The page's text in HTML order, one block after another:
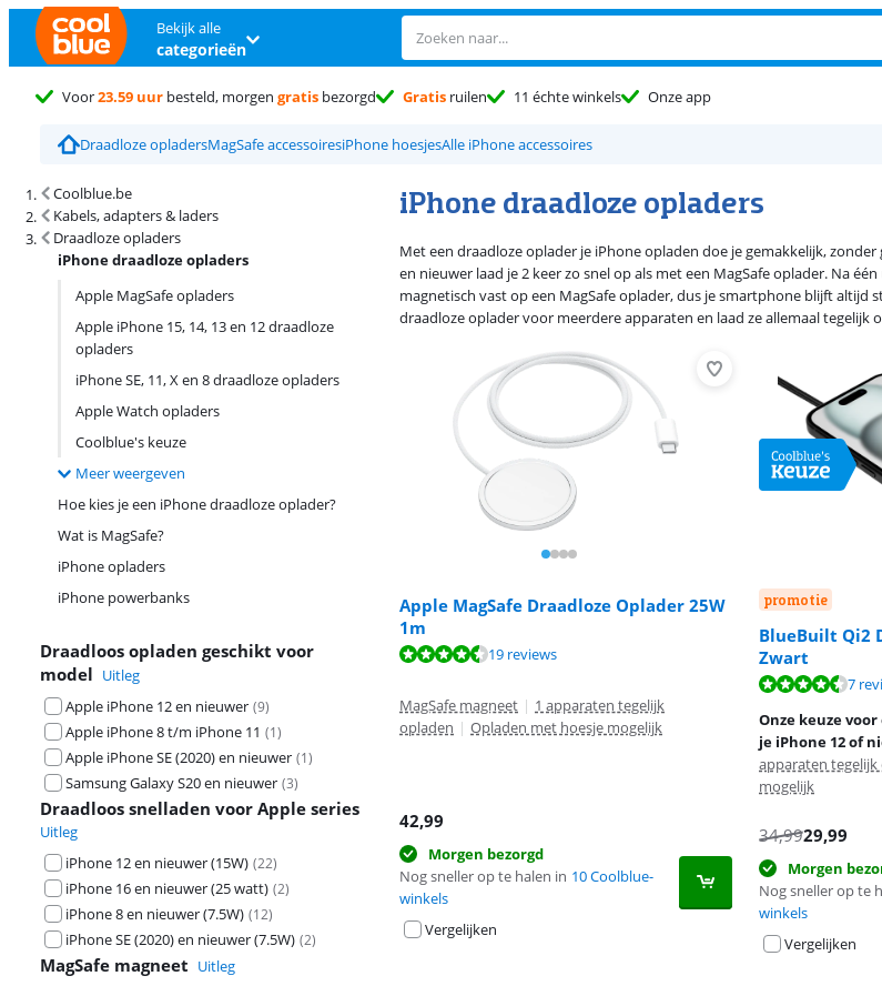
Bekijk alle
categorieën
Voor23.59 uur besteld, morgen gratis bezorgd Gratis ruilen 11 échte winkels Onze app
Draadloze opladersMagSafe accessoiresiPhone hoesjesAlle iPhone accessoires
Coolblue.be
Kabels, adapters & laders
Draadloze opladers
iPhone draadloze opladers
Apple MagSafe opladers
Apple iPhone 15, 14, 13 en 12 draadloze
opladers
iPhone SE, 11, X en 8 draadloze opladers
Apple Watch opladers
Coolblue's keuze
Meer weergeven
Hoe kies je een iPhone draadloze oplader?
Wat is MagSafe?
iPhone opladers
iPhone powerbanks
Draadloos opladen geschikt voor
model Uitleg
Apple iPhone 12 en nieuwer (9)
Apple iPhone 8 t/m iPhone 11 (1)
Apple iPhone SE (2020) en nieuwer (1)
Samsung Galaxy S20 en nieuwer (3)
Draadloos snelladen voor Apple series
Uitleg
iPhone 12 en nieuwer (15W) (22)
iPhone 16 en nieuwer (25 watt) (2)
iPhone 8 en nieuwer (7.5W) (12)
iPhone SE (2020) en nieuwer (7.5W) (2)
MagSafe magneet Uitleg
iPhone draadloze opladers
Zoekresultaten en sortering
Met een draadloze oplader je iPhone opladen doe je gemakkelijk,
en nieuwer laad je 2 keer zo snel op als met een MagSafe oplader. Na
magnetisch vast op een MagSafe oplader, dus je smartphone blijft altijd
draadloze oplader voor meerdere apparaten en laad ze allemaal tegelijk
Apple MagSafe Draadloze Oplader 25W
1m
Beoordeling is 8,8 van de 10, gebaseerd op 19 reviews.
19 reviews
MagSafe magneet | 1 apparaten tegelijk
opladen | Opladen met hoesje mogelijk
42,99
Morgen bezorgd
Nog sneller op te halen in 10 Coolblue-
winkels
Vergelijken
promotie
BlueBuilt Qi2
Zwart
7
Onze keuze
je iPhone 12 of
apparaten tegelijk
mogelijk
34,9929,99
Morgen
Nog sneller op te
winkels
Vergelijken